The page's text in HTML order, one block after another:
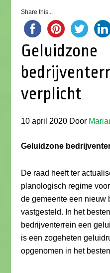
Share this...
Geluidzone
verplicht
10 april 2020 Door
Geluidzone
De raad heeft ter
planologisch regime
de gemeente een nieuw
vastgesteld. In het
bedrijventerrein een
is een zogeheten
opgenomen in het